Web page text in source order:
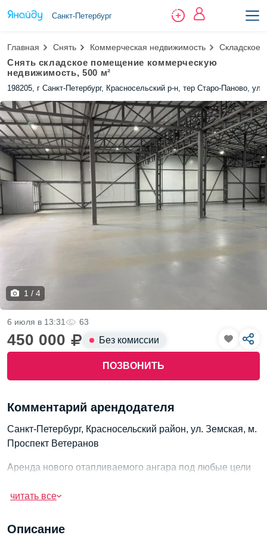
Санкт-Петербург
Главная Снять Коммерческая недвижимость Складское
Снять складское помещение коммерческую
недвижимость, 500 м²
198205, г Санкт-Петербург, Красносельский р-н, тер Старо-Паново,
1 / 4
450 000 Без комиссии
ПОЗВОНИТЬ
6 июля в 13:31 63
Описание
Комментарий арендодателя
Санкт-Петербург, Красносельский район, ул. Земская, м.
Проспект Ветеранов
Аренда нового отапливаемого ангара под любые цели
читать все